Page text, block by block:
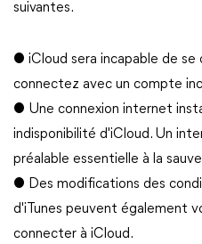
suivantes.
● iCloud sera incapable de se
connectez avec un compte
● Une connexion internet
indisponibilité d'iCloud. Un
préalable essentielle à la
● Des modifications des
d'iTunes peuvent également
connecter à iCloud.